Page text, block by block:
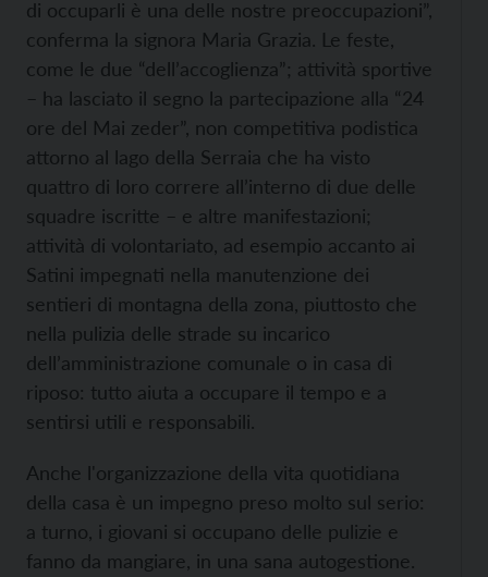
di occuparli è una delle nostre preoccupazioni”,
conferma la signora Maria Grazia. Le feste,
come le due “dell’accoglienza”; attività sportive
– ha lasciato il segno la partecipazione alla “24
ore del Mai zeder”, non competitiva podistica
attorno al lago della Serraia che ha visto
quattro di loro correre all’interno di due delle
squadre iscritte – e altre manifestazioni;
attività di volontariato, ad esempio accanto ai
Satini impegnati nella manutenzione dei
sentieri di montagna della zona, piuttosto che
nella pulizia delle strade su incarico
dell’amministrazione comunale o in casa di
riposo: tutto aiuta a occupare il tempo e a
sentirsi utili e responsabili.
Anche l'organizzazione della vita quotidiana
della casa è un impegno preso molto sul serio:
a turno, i giovani si occupano delle pulizie e
fanno da mangiare, in una sana autogestione.